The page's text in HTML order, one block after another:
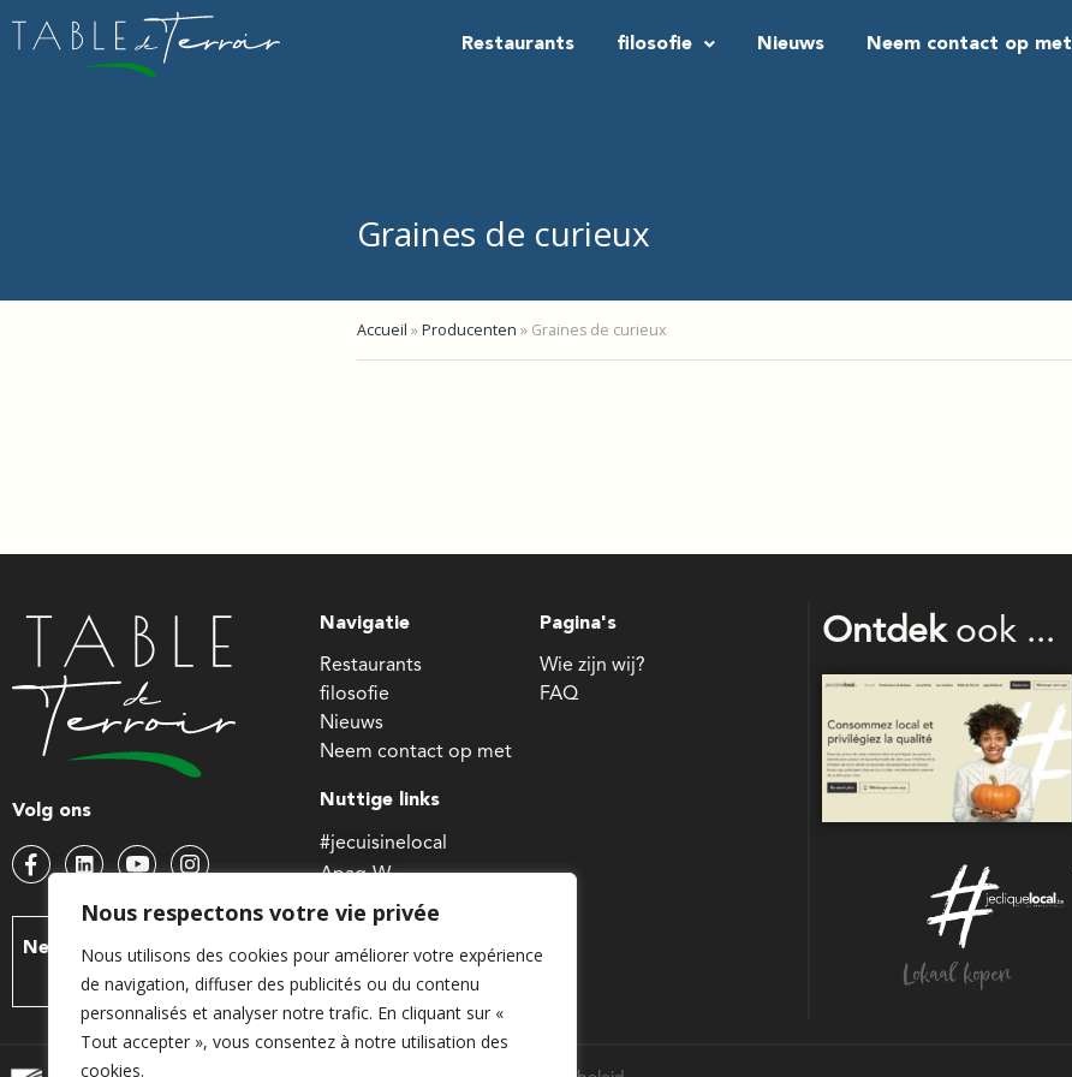
Nous respectons votre vie privée
Nous utilisons des cookies pour améliorer votre expérience
de navigation, diffuser des publicités ou du contenu
personnalisés et analyser notre trafic. En cliquant sur «
Tout accepter », vous consentez à notre utilisation des
cookies.
Restaurants filosofie Nieuws Neem contact op met
Graines de curieux
Accueil »Producenten » Graines de curieux
Volg ons
Neem contact met ons
op
Navigatie
Restaurants
filosofie
Nieuws
Neem contact op met
Pagina's
Wie zijn wij?
FAQ
Nuttige links
#jecuisinelocal
Apaq-W
Waals minister van Landbouw
Ontdekook ...
Lokaal kopen